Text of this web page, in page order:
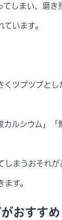
しまい、磨き
います。
ツブツブと
カルシウム」
まうおそれが
す。
おすす